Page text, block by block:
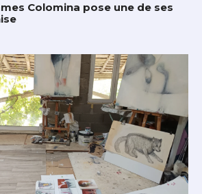
Colomina pose une de ses